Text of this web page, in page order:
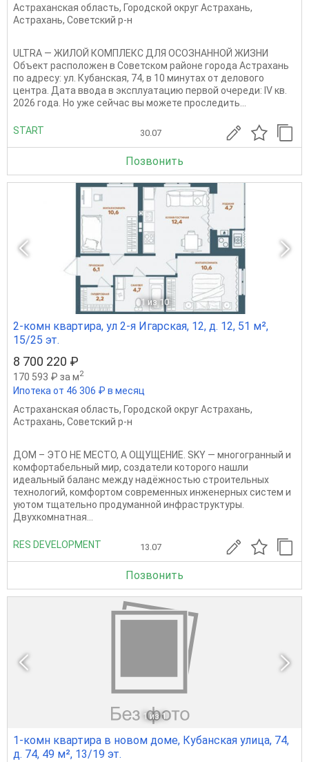
Астраханская область, Городской округ Астрахань,
Астрахань, Советский р-н
ULTRA — ЖИЛОЙ КОМПЛЕКС ДЛЯ ОСОЗНАННОЙ ЖИЗНИ
Объект расположен в Советском районе города Астрахань
по адресу: ул. Кубанская, 74, в 10 минутах от делового
центра. Дата ввода в эксплуатацию первой очереди: IV кв.
2026 года. Но уже сейчас вы можете проследить...
START 30.07
Позвонить
1 из 10
2-комн квартира, ул 2-я Игарская, 12, д. 12, 51 м²,
15/25 эт.
8 700 220 ₽
170 593 ₽ за м2
Ипотека от 46 306 ₽ в месяц
Астраханская область, Городской округ Астрахань,
Астрахань, Советский р-н
ДОМ – ЭТО НЕ МЕСТО, А ОЩУЩЕНИЕ. SKY — многогранный и
комфортабельный мир, создатели которого нашли
идеальный баланс между надёжностью строительных
технологий, комфортом современных инженерных систем и
уютом тщательно продуманной инфраструктуры.
Двухкомнатная...
RES DEVELOPMENT 13.07
Позвонить
1 из 1
1-комн квартира в новом доме, Кубанская улица, 74,
д. 74, 49 м², 13/19 эт.